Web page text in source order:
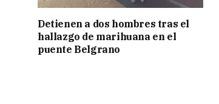
Detienen a dos hombres tras el
hallazgo de marihuana en el
puente Belgrano